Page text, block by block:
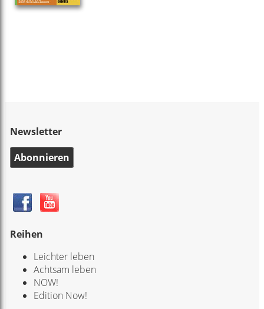
Newsletter
Abonnieren
Reihen
Leichter leben
Achtsam leben
NOW!
Edition Now!